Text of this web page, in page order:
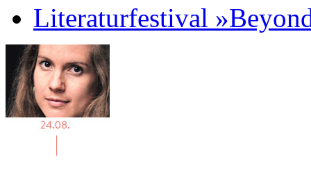
Literaturfestival